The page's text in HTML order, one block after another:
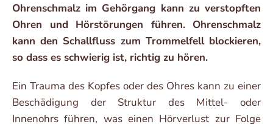
Ohrenschmalz im Gehörgang kann zu verstopften
Ohren und Hörstörungen führen. Ohrenschmalz
kann den Schallfluss zum Trommelfell blockieren,
so dass es schwierig ist, richtig zu hören.
Ein Trauma des Kopfes oder des Ohres kann zu einer
Beschädigung der Struktur des Mittel- oder
Innenohrs führen, was einen Hörverlust zur Folge